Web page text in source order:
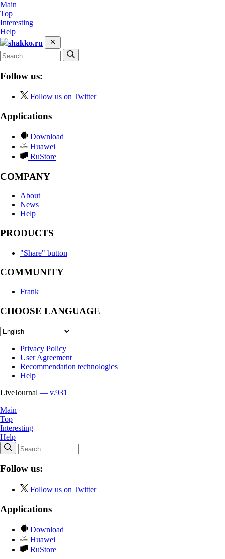
Main
Top
Interesting
Help
shakko.ru
Follow us:
Follow us on Twitter
Applications
Download
Huawei
RuStore
COMPANY
About
News
Help
PRODUCTS
"Share" button
COMMUNITY
Frank
CHOOSE LANGUAGE
Privacy Policy
User Agreement
Recommendation technologies
Help
LiveJournal — v.931
Main
Top
Interesting
Help
Follow us:
Follow us on Twitter
Applications
Download
Huawei
RuStore